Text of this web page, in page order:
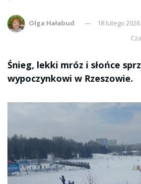
Olga Hałabud 18 lutego 2026
Śnieg, lekki mróz i słońce
wypoczynkowi w Rzeszowie.